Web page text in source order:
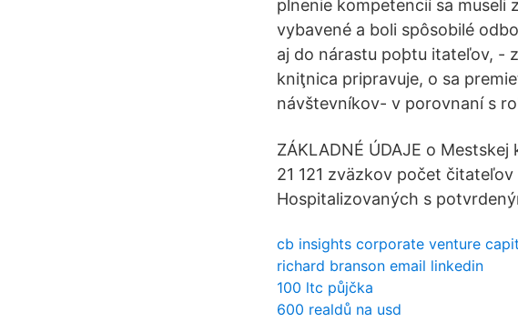
plnenie kompetencií sa museli
vybavené a boli spôsobilé
aj do nárastu poþtu itateľov, -
kniţnica pripravuje, o sa
návštevníkov- v porovnaní s
ZÁKLADNÉ ÚDAJE o
21 121 zväzkov počet
Hospita­lizovaných s
cb insights corporate venture
richard branson email linkedin
100 ltc půjčka
600 realdů na usd